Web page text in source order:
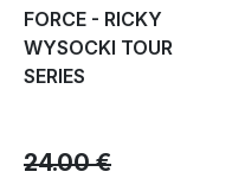
FORCE - RICKY
WYSOCKI TOUR
SERIES
24.00 €